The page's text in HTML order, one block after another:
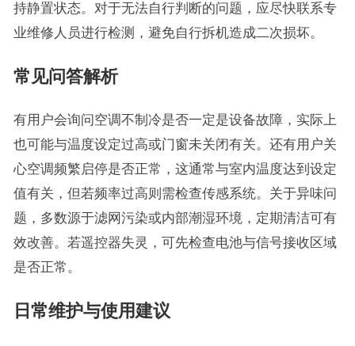
持静置状态。对于无法自行判断的问题，应尽快联系专
业维修人员进行检测，避免自行拆机造成二次损坏。
常见问答解析
有用户会询问空调不制冷是否一定是设备故障，实际上
也可能与温度设定过高或门窗未关闭有关。还有用户关
心空调频繁启停是否正常，这通常与室内温度达到设定
值有关，但若频率过高则需检查传感系统。关于异味问
题，多数源于滤网污染或内部潮湿环境，定期清洁可有
效改善。若遥控器失灵，可先检查电池与信号接收区域
是否正常。
日常维护与使用建议